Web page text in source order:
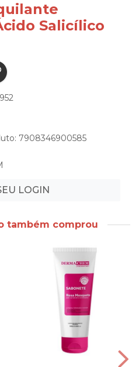
Salicílico
7908346900585
LOGIN
também comprou